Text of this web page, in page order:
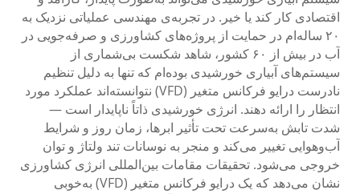
اقتصادی کار کند یا خیر. در تجربه‌ی مهندسی عملیاتی نزدیک به
۲۰ ساله‌ام در حمایت از پروژه‌های کشاورزی و صرفه‌جویی در
آب در بیش از ۶۰ کشور، شاهد شکست بی‌شماری از
سیستم‌های آبیاری خورشیدی بوده‌ام که تنها به دلیل تنظیم
نادرست درایو فرکانس متغیر (VFD) نتوانسته‌اند عملکرد مورد
انتظار را ارائه دهند. انرژی خورشیدی ذاتاً ناپایدار است —
شدت تابش به‌سرعت تحت تأثیر ابرها، زمان روز و شرایط
آب‌وهوایی تغییر می‌کند و منجر به نوسانات تند ولتاژ و توان
خروجی می‌شود. تحقیقات مقامات بین‌المللی انرژی کشاورزی
نشان می‌دهد که یک درایو فرکانس متغیر (VFD) به‌خوبی